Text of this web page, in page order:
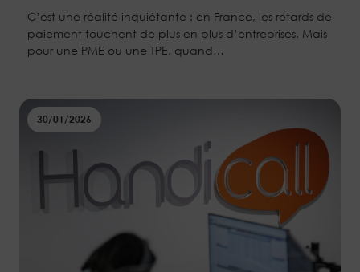
C’est une réalité inquiétante : en France, les retards de
paiement touchent de plus en plus d’entreprises. Mais
pour une PME ou une TPE, quand…
30/01/2026